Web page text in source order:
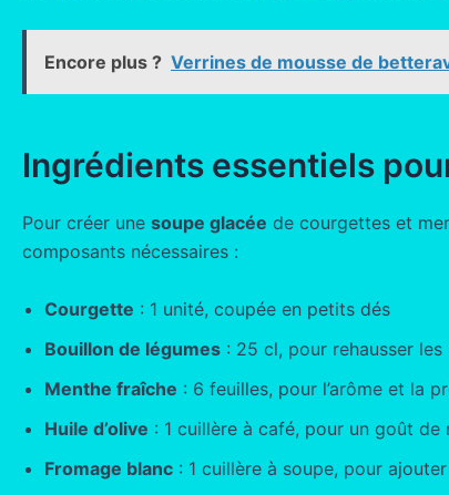
Encore plus ? Verrines de mousse de
Ingrédients essentiels
Pour créer une soupe glacée de courgettes et
composants nécessaires :
Courgette : 1 unité, coupée en petits dés
Bouillon de légumes : 25 cl, pour rehausser les
Menthe fraîche : 6 feuilles, pour l’arôme et la
Huile d’olive : 1 cuillère à café, pour un goût de
Fromage blanc : 1 cuillère à soupe, pour